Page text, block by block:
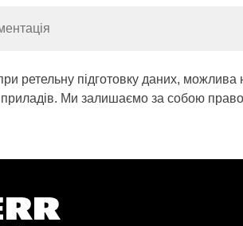
ретельну підготовку даних, можлива
приладів. Ми залишаємо за собою